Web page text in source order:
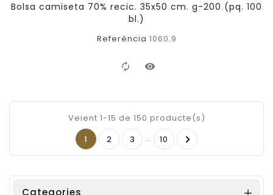
Bolsa camiseta 70% recic. 35x50 cm. g-200 (pq. 100
bl.)
Referència 1060.9
Veient 1-15 de 150 producte(s)
1
2 3 … 10 
Categories